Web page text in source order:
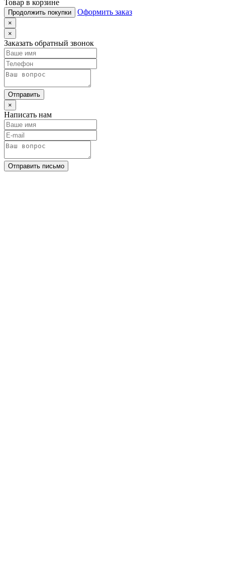
Товар в корзине
Продолжить покупки Оформить заказ
×
×
Заказать обратный звонок
Отправить
×
Написать нам
Отправить письмо